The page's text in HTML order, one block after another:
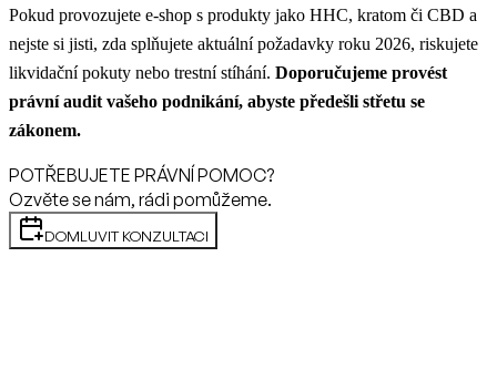
Pokud provozujete e-shop s produkty jako HHC, kratom či CBD a
nejste si jisti, zda splňujete aktuální požadavky roku 2026, riskujete
likvidační pokuty nebo trestní stíhání. Doporučujeme provést
právní audit vašeho podnikání, abyste předešli střetu se
zákonem.
POTŘEBUJETE PRÁVNÍ POMOC?
Ozvěte se nám, rádi pomůžeme.
DOMLUVIT KONZULTACI